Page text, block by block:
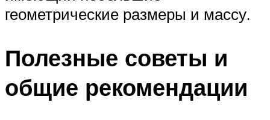
геометрические размеры и массу.
Полезные советы и
общие рекомендации